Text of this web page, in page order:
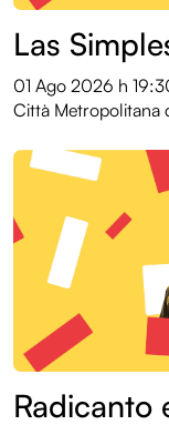
Las
01 Ago 2026 h
Città Metropolitana
Radicanto